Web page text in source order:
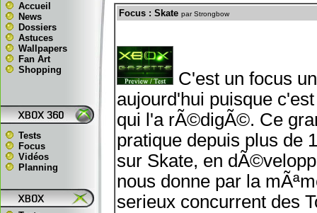
Accueil
News
Dossiers
Astuces
Wallpapers
Fan Art
Shopping
Tests
Focus
Vidéos
Planning
Focus : Skate par Strongbow
C'est un focus
aujourd'hui puisque
qui l'a rÃ©digÃ©. Ce
pratique depuis plus de
sur Skate, en
nous donne par la
serieux concurrent des